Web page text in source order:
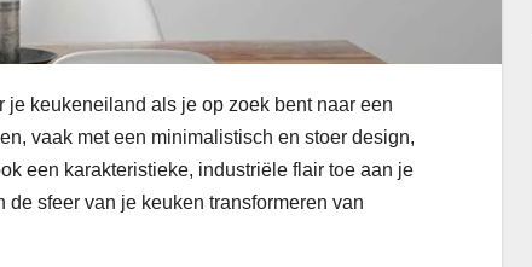
keukeneiland als je op zoek bent naar een
vaak met een minimalistisch en stoer design,
een karakteristieke, industriële flair toe aan je
sfeer van je keuken transformeren van